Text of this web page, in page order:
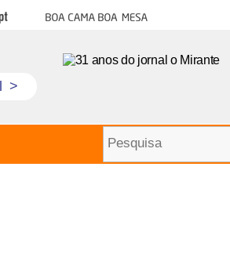
Boa cama boa mesa
>